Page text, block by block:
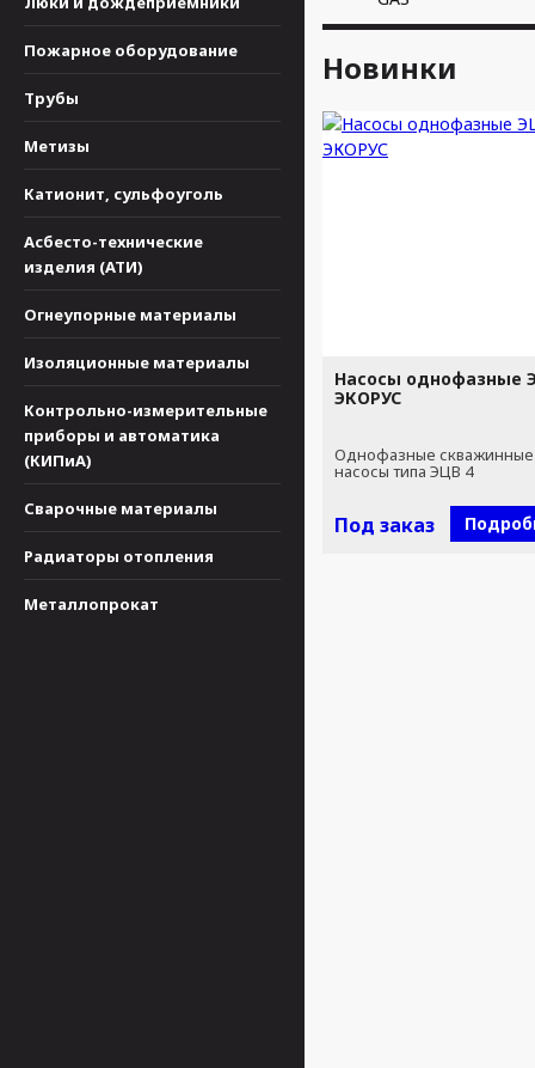
Пожарное оборудование
Трубы
Метизы
Катионит, сульфоуголь
Асбесто-технические
изделия (АТИ)
Огнеупорные материалы
Изоляционные материалы
Контрольно-измерительные
приборы и автоматика
(КИПиА)
Сварочные материалы
Радиаторы отопления
Металлопрокат
Новинки
Насосы однофазные
ЭКОРУС
Однофазные скважинные
насосы типа ЭЦВ 4
Под заказ